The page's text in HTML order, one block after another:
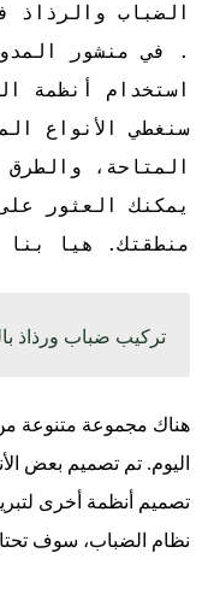
الضباب والرذاذ
. في منشور
استخدام أنظمة
سنغطي الأنواع
المتاحة، والطرق
يمكنك العثور
منطقتك. هيا بنا
تركيب ضباب ورذاذ
هناك مجموعة متنوعة
اليوم. تم تصميم بعض
تصميم أنظمة أخرى
نظام الضباب، سوف